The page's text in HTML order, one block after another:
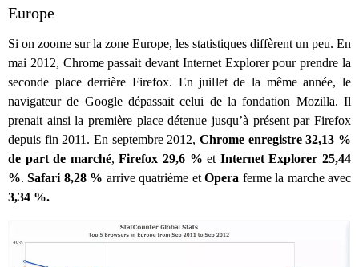
Europe
Si on zoome sur la zone Europe, les statistiques diffèrent un peu. En
mai 2012, Chrome passait devant Internet Explorer pour prendre la
seconde place derrière Firefox. En juillet de la même année, le
navigateur de Google dépassait celui de la fondation Mozilla. Il
prenait ainsi la première place détenue jusqu’à présent par Firefox
depuis fin 2011. En septembre 2012, Chrome enregistre 32,13 %
de part de marché,Firefox 29,6 % et Internet Explorer 25,44
%.Safari 8,28 % arrive quatrième etOpera ferme la marche avec
3,34 %.